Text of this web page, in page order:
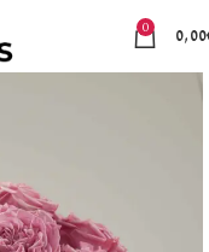
0
0,00